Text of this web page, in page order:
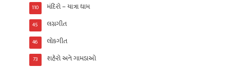
મંદિરો – યાત્રા ધામ
110
લગ્નગીત
45
લોકગીત
46
શહેરો અને ગામડાઓ
73